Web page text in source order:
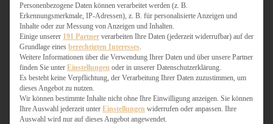
TÖRTCHEN
VEGAN SÜSS
WEIHNACHTSBÄCKEREI
HERZHAFT
BURGER & SANDWICHES
FIX AUF DEM TISCH
Personenbezogene Daten können verarbeitet werden (z. B.
Erkennungsmerkmale, IP-Adressen), z. B. für personalisierte Anzeigen und
Inhalte oder zur Messung von Anzeigen und Inhalten.
Einige unserer 191 Partner verarbeiten Ihre Daten (jederzeit widerrufbar) auf der
Grundlage eines berechtigten Interesses
Weitere Informationen über die Verwendung Ihrer Daten und über unsere Partner
finden Sie unter Einstellungen oder in unserer Datenschutzerklärung.
Es besteht keine Verpflichtung, der Verarbeitung Ihrer Daten zuzustimmen, um
dieses Angebot zu nutzen.
Wir können bestimmte Inhalte nicht ohne Ihre Einwilligung anzeigen. Sie können
Ihre Auswahl jederzeit unter Einstellungen widerrufen oder anpassen. Ihre
Auswahl wird nur auf dieses Angebot angewendet.